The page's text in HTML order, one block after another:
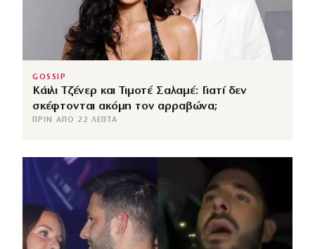
GOSSIP
Κάιλι Τζένερ και Τιμοτέ Σαλαμέ: Γιατί δεν
σκέφτονται ακόμη τον αρραβώνα;
ΠΡΙΝ ΑΠΌ 22 ΛΕΠΤΆ